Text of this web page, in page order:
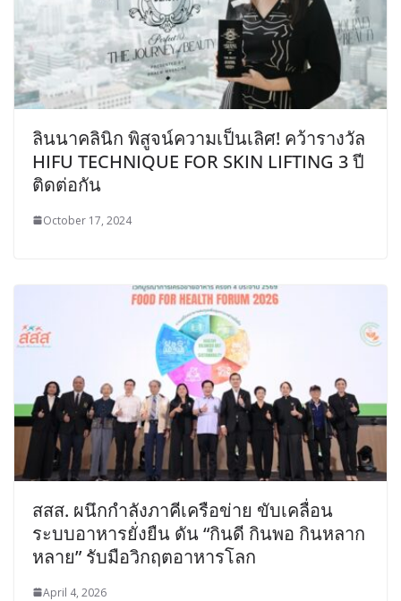
ลินนาคลินิก พิสูจน์ความเป็นเลิศ! คว้ารางวัล
HIFU TECHNIQUE FOR SKIN LIFTING 3 ปี
ติดต่อกัน
October 17, 2024
สสส. ผนึกกำลังภาคีเครือข่าย ขับเคลื่อน
ระบบอาหารยั่งยืน ดัน “กินดี กินพอ กินหลาก
หลาย” รับมือวิกฤตอาหารโลก
April 4, 2026